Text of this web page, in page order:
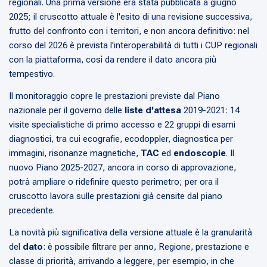
regionali. Una prima versione era stata pubblicata a giugno
2025; il cruscotto attuale è l'esito di una revisione successiva,
frutto del confronto con i territori, e non ancora definitivo: nel
corso del 2026 è prevista l'interoperabilità di tutti i CUP regionali
con la piattaforma, così da rendere il dato ancora più
tempestivo.
Il monitoraggio copre le prestazioni previste dal Piano
nazionale per il governo delle liste d'attesa 2019-2021: 14
visite specialistiche di primo accesso e 22 gruppi di esami
diagnostici, tra cui ecografie, ecodoppler, diagnostica per
immagini, risonanze magnetiche, TAC ed endoscopie. Il
nuovo Piano 2025-2027, ancora in corso di approvazione,
potrà ampliare o ridefinire questo perimetro; per ora il
cruscotto lavora sulle prestazioni già censite dal piano
precedente.
La novità più significativa della versione attuale è la granularità
del dato: è possibile filtrare per anno, Regione, prestazione e
classe di priorità, arrivando a leggere, per esempio, in che